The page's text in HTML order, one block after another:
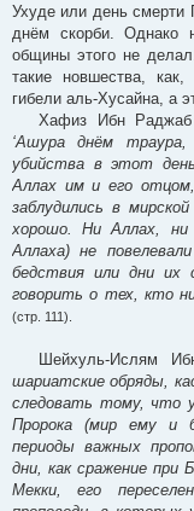
Ухуде или день смерти
днём скорби. Однако
общины этого не
такие новшества,
гибели аль-Хусайна, а
Хафиз Ибн Раджаб
‘Ашура днём
убийства в этот
Аллах им и его
заблудились в
хорошо. Ни Аллах, ни
Аллаха) не
бедствия или дни
говорить о тех, кто
(стр. 111).
Шейхуль-Ислям
шариатские обряды,
следовать тому, что
Пророка (мир ему и
периоды важных
дни, как сражение при
Мекки, его